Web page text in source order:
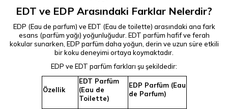
EDT ve EDP Arasındaki Farklar Nelerdir?
EDP (Eau de parfum) ve EDT (Eau de toilette) arasındaki ana fark
esans (parfüm yağı) yoğunluğudur. EDT parfüm hafif ve ferah
kokular sunarken, EDP parfüm daha yoğun, derin ve uzun süre etkili
bir koku deneyimi ortaya koymaktadır.
EDP ve EDT parfüm farkları şu şekildedir:
Özellik
EDT Parfüm
(Eau de
Toilette)
EDP Parfüm (Eau
de Parfum)